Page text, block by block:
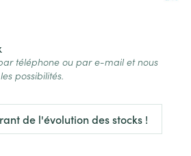
de l'évolution des stocks !
téléphone ou par e-mail et nous
possibilités.